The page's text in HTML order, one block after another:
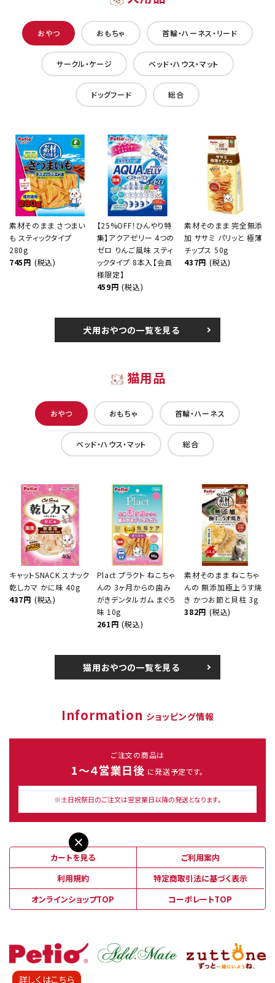
おやつ おもちゃ 首輪・ハーネス・リード
サークル・ケージ ベッド・ハウス・マット
ドッグフード 総合
素材そのまま さつまい
も スティックタイプ
280g
745円 (税込)
【25%OFF！ひんやり特
集】アクアゼリー 4つの
ゼロ りんご風味 スティ
ックタイプ 8本入【会員
様限定】
459円 (税込)
素材そのまま 完全無添
加 ササミ パリッと 極薄
チップス 50g
437円 (税込)
犬用おやつの一覧を見る
猫用品
おやつ おもちゃ 首輪・ハーネス
ベッド・ハウス・マット 総合
キャットSNACK スナック
乾しカマ かに味 40g
437円 (税込)
Plact プラクト ねこちゃ
んの 3ヶ月からの歯み
がきデンタルガム まぐろ
味 10g
261円 (税込)
素材そのまま ねこちゃ
んの 無添加極上うす焼
き かつお節と貝柱 3g
382円 (税込)
猫用おやつの一覧を見る
Information ショッピング情報
ご注文の商品は
1～４営業日後 に発送予定です。
※土日祝祭日のご注文は翌営業日以降の発送となります。
カートを見る
ご利用案内
利用規約
特定商取引法に基づく表示
オンラインショップTOP
コーポレートTOP
詳しくはこちら